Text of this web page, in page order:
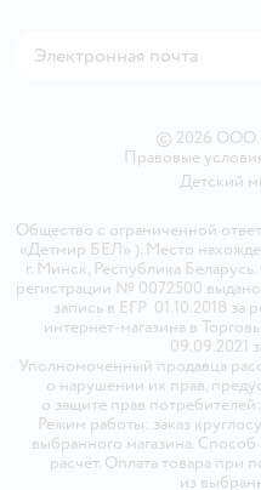
© 2026 ООО
Правовые
Детский
Общество с ограниченной
«Детмир БЕЛ» ). Место
г. Минск, Республика
регистрации № 0072500
запись в ЕГР 01.10.2018 за
интернет-магазина в
09.09.2021
Уполномоченный продавца
о нарушении их прав,
о защите прав
Режим работы: заказ
выбранного магазина.
расчёт. Оплата товара при
из